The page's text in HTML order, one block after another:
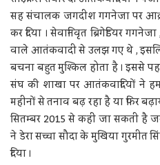
सह संचालक जगदीश गगनेजा पर
कर दिया । सेवानिवृत ब्रिगेडियर
वाले आतंकवादी से उलझ गए थे ,
बचना बहुत मुश्किल होता है । इससे
संघ की शाखा पर आतंकवादियों ने
महीनों से तनाव बढ़ रहा है या फिर
सितम्बर 2015 से कहीं जा सकती है
ने डेरा सच्चा सौदा के मुखिया गुरमीत
दिया ।